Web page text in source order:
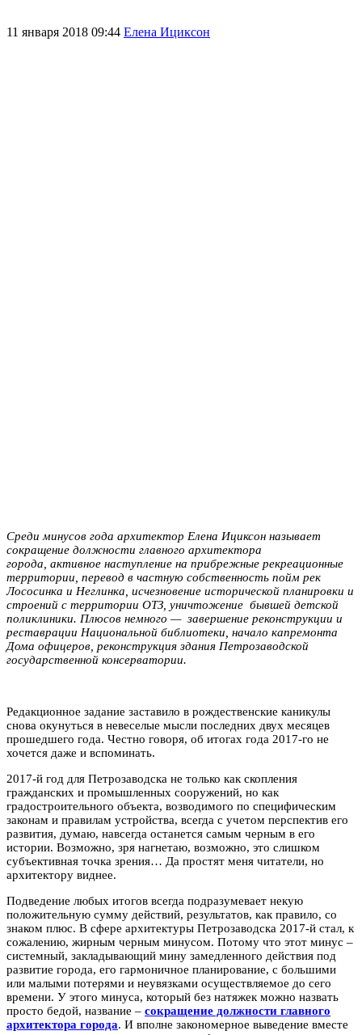
11 января 2018 09:44 Елена Ициксон
Среди минусов года архитектор Елена Ициксон называет
сокращение должности главного архитектора
города, активное наступление на прибрежные рекреационные
территории, перевод в частную собственность пойм рек
Лососинка и Неглинка, исчезновение исторической планировки и
строений с территории ОТЗ, уничтожение бывшей детской
поликлиники. Плюсов немного — завершение реконструкции и
реставрации Национальной библиотеки, начало капремонта
Дома офицеров, реконструкция здания Петрозаводской
государственной консерватории.
Редакционное задание заставило в рождественские каникулы
снова окунуться в невеселые мысли последних двух месяцев
прошедшего года. Честно говоря, об итогах года 2017-го не
хочется даже и вспоминать.
2017-й год для Петрозаводска не только как скопления
гражданских и промышленных сооружений, но как
градостроительного объекта, возводимого по специфическим
законам и правилам устройства, всегда с учетом перспектив его
развития, думаю, навсегда останется самым черным в его
истории. Возможно, зря нагнетаю, возможно, это слишком
субъективная точка зрения… Да простят меня читатели, но
архитектору виднее.
Подведение любых итогов всегда подразумевает некую
положительную сумму действий, результатов, как правило, со
знаком плюс. В сфере архитектуры Петрозаводска 2017-й стал, к
сожалению, жирным черным минусом. Потому что этот минус –
системный, закладывающий мину замедленного действия под
развитие города, его гармоничное планирование, с большими
или малыми потерями и неувязками осуществляемое до сего
времени. У этого минуса, который без натяжек можно назвать
просто бедой, название – сокращение должности главного
архитектора города. И вполне закономерное выведение вместе